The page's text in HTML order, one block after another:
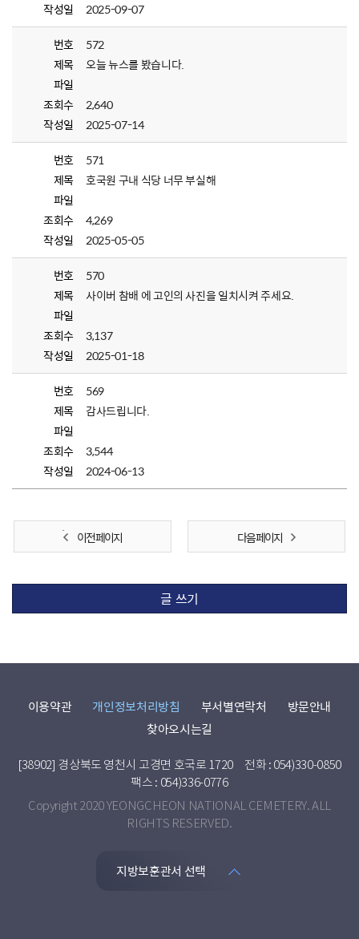
작성일
2025-09-07
번호
572
제목
오늘 뉴스를 봤습니다.
파일
조회수
2,640
작성일
2025-07-14
번호
571
제목
호국원 구내 식당 너무 부실해
파일
조회수
4,269
작성일
2025-05-05
번호
570
제목
사이버 참배 에 고인의 사진을 일치시켜 주세요.
파일
조회수
3,137
작성일
2025-01-18
번호
569
제목
감사드립니다.
파일
조회수
3,544
작성일
2024-06-13
이전 페이지 다음 페이지
글 쓰기
이용약관 개인정보처리방침 부서별연락처
방문안내
찾아오시는길
[38902] 경상북도 영천시 고경면 호국로 1720
전화 : 054)330-0850
팩스 : 054)336-0776
Copyright 2020 YEONGCHEON NATIONAL CEMETERY. ALL
RIGHTS RESERVED.
지방보훈관서 선택